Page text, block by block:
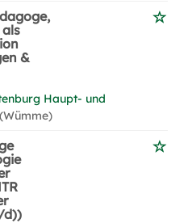
&
Haupt- und
d))